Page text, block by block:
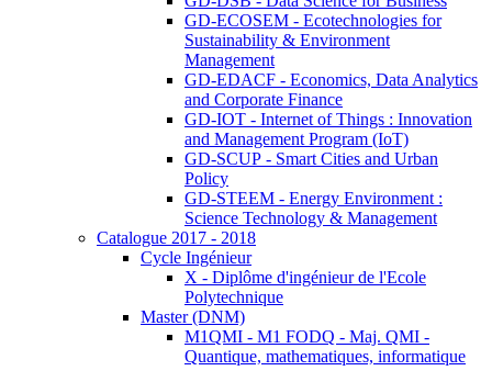
GD-ECOSEM - Ecotechnologies for
Sustainability & Environment
Management
GD-EDACF - Economics, Data Analytics
and Corporate Finance
GD-IOT - Internet of Things : Innovation
and Management Program (IoT)
GD-SCUP - Smart Cities and Urban
Policy
GD-STEEM - Energy Environment :
Science Technology & Management
Catalogue 2017 - 2018
Cycle Ingénieur
X - Diplôme d'ingénieur de l'Ecole
Polytechnique
Master (DNM)
M1QMI - M1 FODQ - Maj. QMI -
Quantique, mathematiques, informatique